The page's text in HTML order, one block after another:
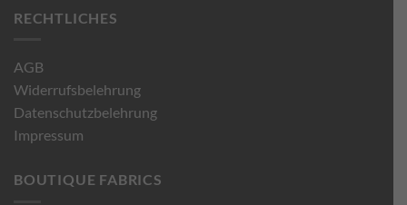
RECHTLICHES
AGB
Widerrufsbelehrung
Datenschutzbelehrung
Impressum
BOUTIQUE FABRICS